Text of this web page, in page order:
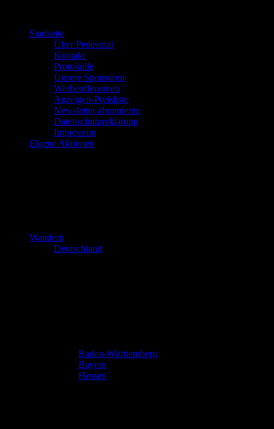
Startseite
Über Pedestrial
Kontakt
Protokolle
Unsere Sponsoren
Werbeoffensiven
Anzeigen-Preisliste
Newsletter abonnieren
Datenschutzerklärung
Impressum
Eigene Aktionen
Wandern
Deutschland
Baden-Württemberg
Bayern
Hessen